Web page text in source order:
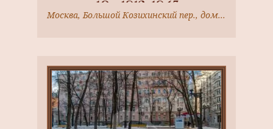
квартире 10 в 1912-1943 гг. жил и
работал А.В. Лентулов
Москва, Большой Козихинский пер., дом 27, строение 1